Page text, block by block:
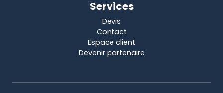
Services
Devis
Contact
Espace client
Devenir partenaire